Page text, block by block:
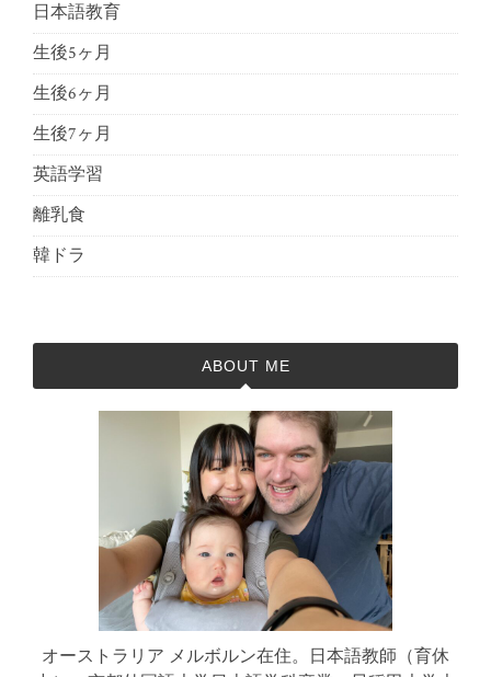
日本語教育
生後5ヶ月
生後6ヶ月
生後7ヶ月
英語学習
離乳食
韓ドラ
ABOUT ME
オーストラリア メルボルン在住。日本語教師（育休